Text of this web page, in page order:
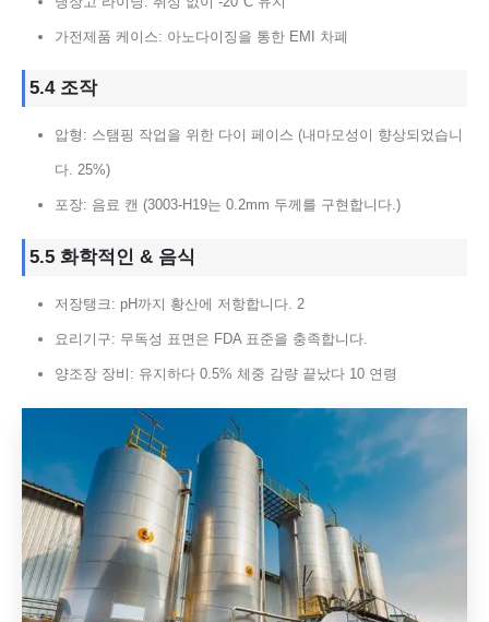
가전제품 케이스: 아노다이징을 통한 EMI 차폐
5.4 조작
압형: 스탬핑 작업을 위한 다이 페이스 (내마모성이 향상되었습니
다. 25%)
포장: 음료 캔 (3003-H19는 0.2mm 두께를 구현합니다.)
5.5 화학적인 & 음식
저장탱크: pH까지 황산에 저항합니다. 2
요리기구: 무독성 표면은 FDA 표준을 충족합니다.
양조장 장비: 유지하다 0.5% 체중 감량 끝났다 10 연령